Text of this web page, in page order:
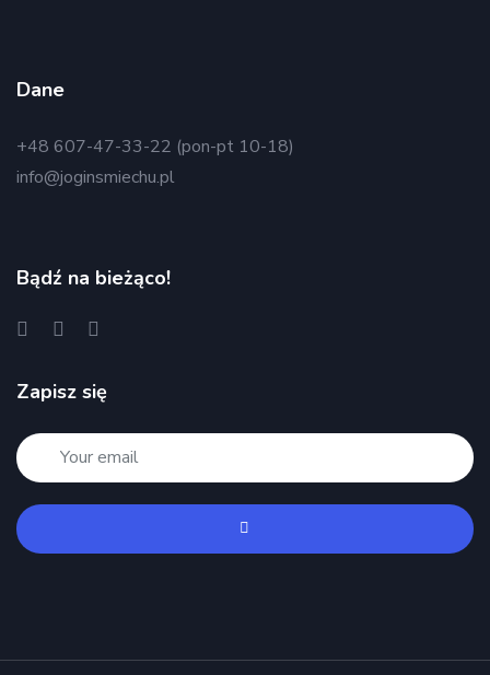
Dane
+48 607-47-33-22 (pon-pt 10-18)
info@joginsmiechu.pl
Bądź na bieżąco!
Zapisz się